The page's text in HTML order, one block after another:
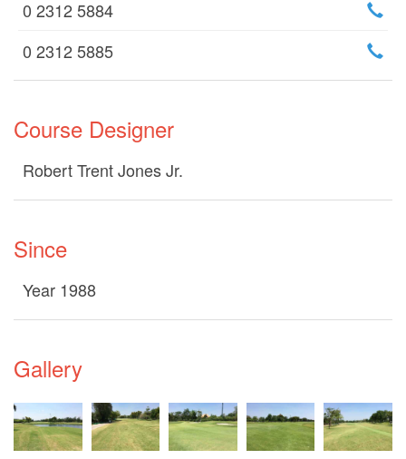
0 2312 5884
0 2312 5885
Course Designer
Robert Trent Jones Jr.
Since
Year 1988
Gallery